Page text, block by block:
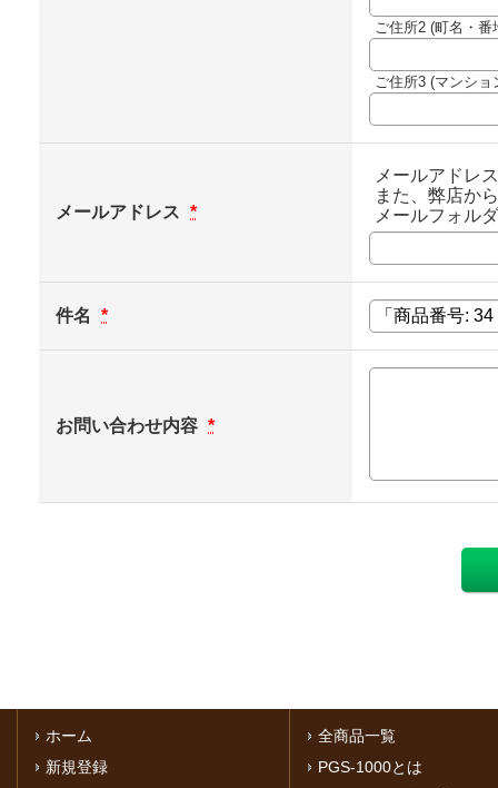
ご住所2 (町名・番
ご住所3 (マンショ
メールアドレス *
メールアドレ
また、弊店か
メールフォル
件名 *
お問い合わせ内容 *
ホーム
新規登録
全商品一覧
PGS-1000とは